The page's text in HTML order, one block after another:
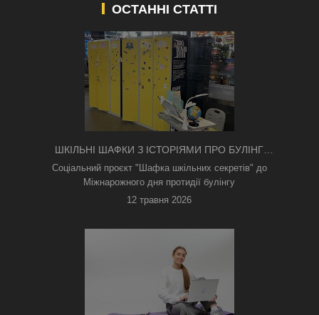
ОСТАННІ СТАТТІ
ШКІЛЬНІ ШАФКИ З ІСТОРІЯМИ ПРО БУЛІНГ
З'ЯВИЛИСЯ В КИЄВІ
Соціальний проєкт "Шафка шкільних секретів" до
Міжнарожного дня протидії булінгу
12 травня 2026